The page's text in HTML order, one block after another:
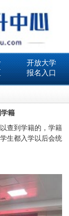
开放大学
报名入口
籍
查到学籍的，学籍
生都入学以后会统